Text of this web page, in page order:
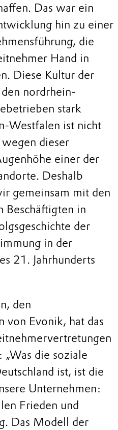
Das war ein
hin zu einer
die
Hand in
Diese Kultur der
nordrhein-
stark
Westfalen ist nicht
dieser
einer der
Deshalb
gemeinsam mit den
Beschäftigten in
der
in der
21. Jahrhunderts
den
von Evonik, hat das
die soziale
ist, ist die
Unternehmen:
Frieden und
Das Modell der